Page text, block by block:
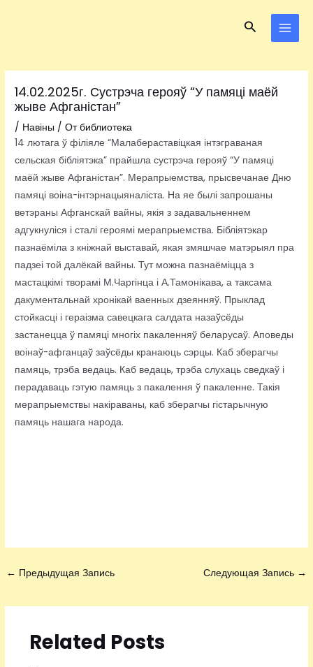
Поиск
14.02.2025г. Сустрэча герояў “У памяці маёй
жыве Афганістан”
/ Навіны / Отбиблиотека
14 лютага ў філіяле “Малабераставіцкая інтэграваная
сельская бібліятэка” прайшла сустрэча герояў “У памяці
маёй жыве Афганістан”. Мерапрыемства, прысвечанае Дню
памяці воіна-інтэрнацыяналіста. На яе былі запрошаны
ветэраны Афганскай вайны, якія з задавальненнем
адгукнуліся і сталі героямі мерапрыемства. Бібліятэкар
пазнаёміла з кніжнай выставай, якая змяшчае матэрыял пра
падзеі той далёкай вайны. Тут можна пазнаёміцца з
мастацкімі творамі М.Чаргінца і А.Тамонікава, а таксама
дакументальнай хронікай ваенных дзеянняў. Прыклад
стойкасці і гераізма савецкага салдата назаўсёды
застанецца ў памяці многіх пакаленняў беларусаў. Аповеды
воінаў-афганцаў заўсёды кранаюць сэрцы. Каб зберагчы
памяць, трэба ведаць. Каб ведаць, трэба слухаць сведкаў і
перадаваць гэтую памяць з пакалення ў пакаленне. Такія
мерапрыемствы накіраваны, каб зберагчы гістарычную
памяць нашага народа.
← Предыдущая Запись Следующая Запись →
Related Posts